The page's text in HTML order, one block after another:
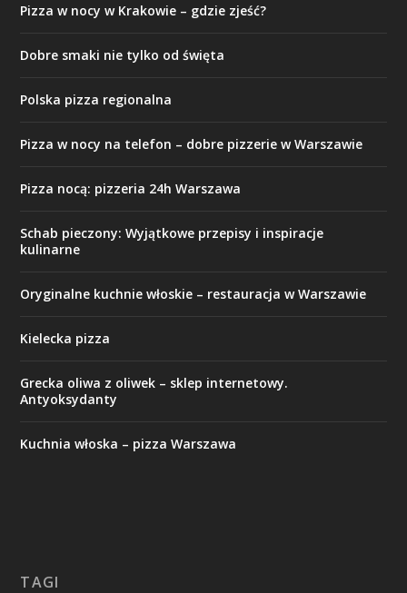
Pizza w nocy w Krakowie – gdzie zjeść?
Dobre smaki nie tylko od święta
Polska pizza regionalna
Pizza w nocy na telefon – dobre pizzerie w Warszawie
Pizza nocą: pizzeria 24h Warszawa
Schab pieczony: Wyjątkowe przepisy i inspiracje
kulinarne
Oryginalne kuchnie włoskie – restauracja w Warszawie
Kielecka pizza
Grecka oliwa z oliwek – sklep internetowy.
Antyoksydanty
Kuchnia włoska – pizza Warszawa
TAGI